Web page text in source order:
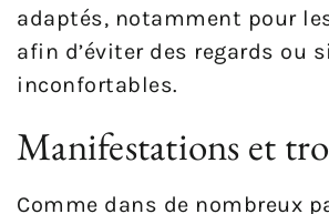
adaptés, notamment pour
afin d’éviter des regards ou
inconfortables.
Manifestations et
Comme dans de nombreux